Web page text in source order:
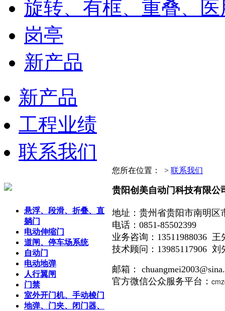
旋转、有框、重叠、医
岗亭
新产品
新产品
工程业绩
联系我们
悬浮、段滑、折叠、直
躺门
电动伸缩门
道闸、停车场系统
自动门
电动地弹
人行翼闸
门禁
室外开门机、手动梭门
地弹、门夹、闭门器、
您所在位置： > 联系我们
贵阳创美自动门科技有限公
地址：贵州省贵阳市南明区
电话：0851-85502399
业务咨询：13511988036 王
技术顾问：13985117906 刘
邮箱：
官方微信公众服务平台：